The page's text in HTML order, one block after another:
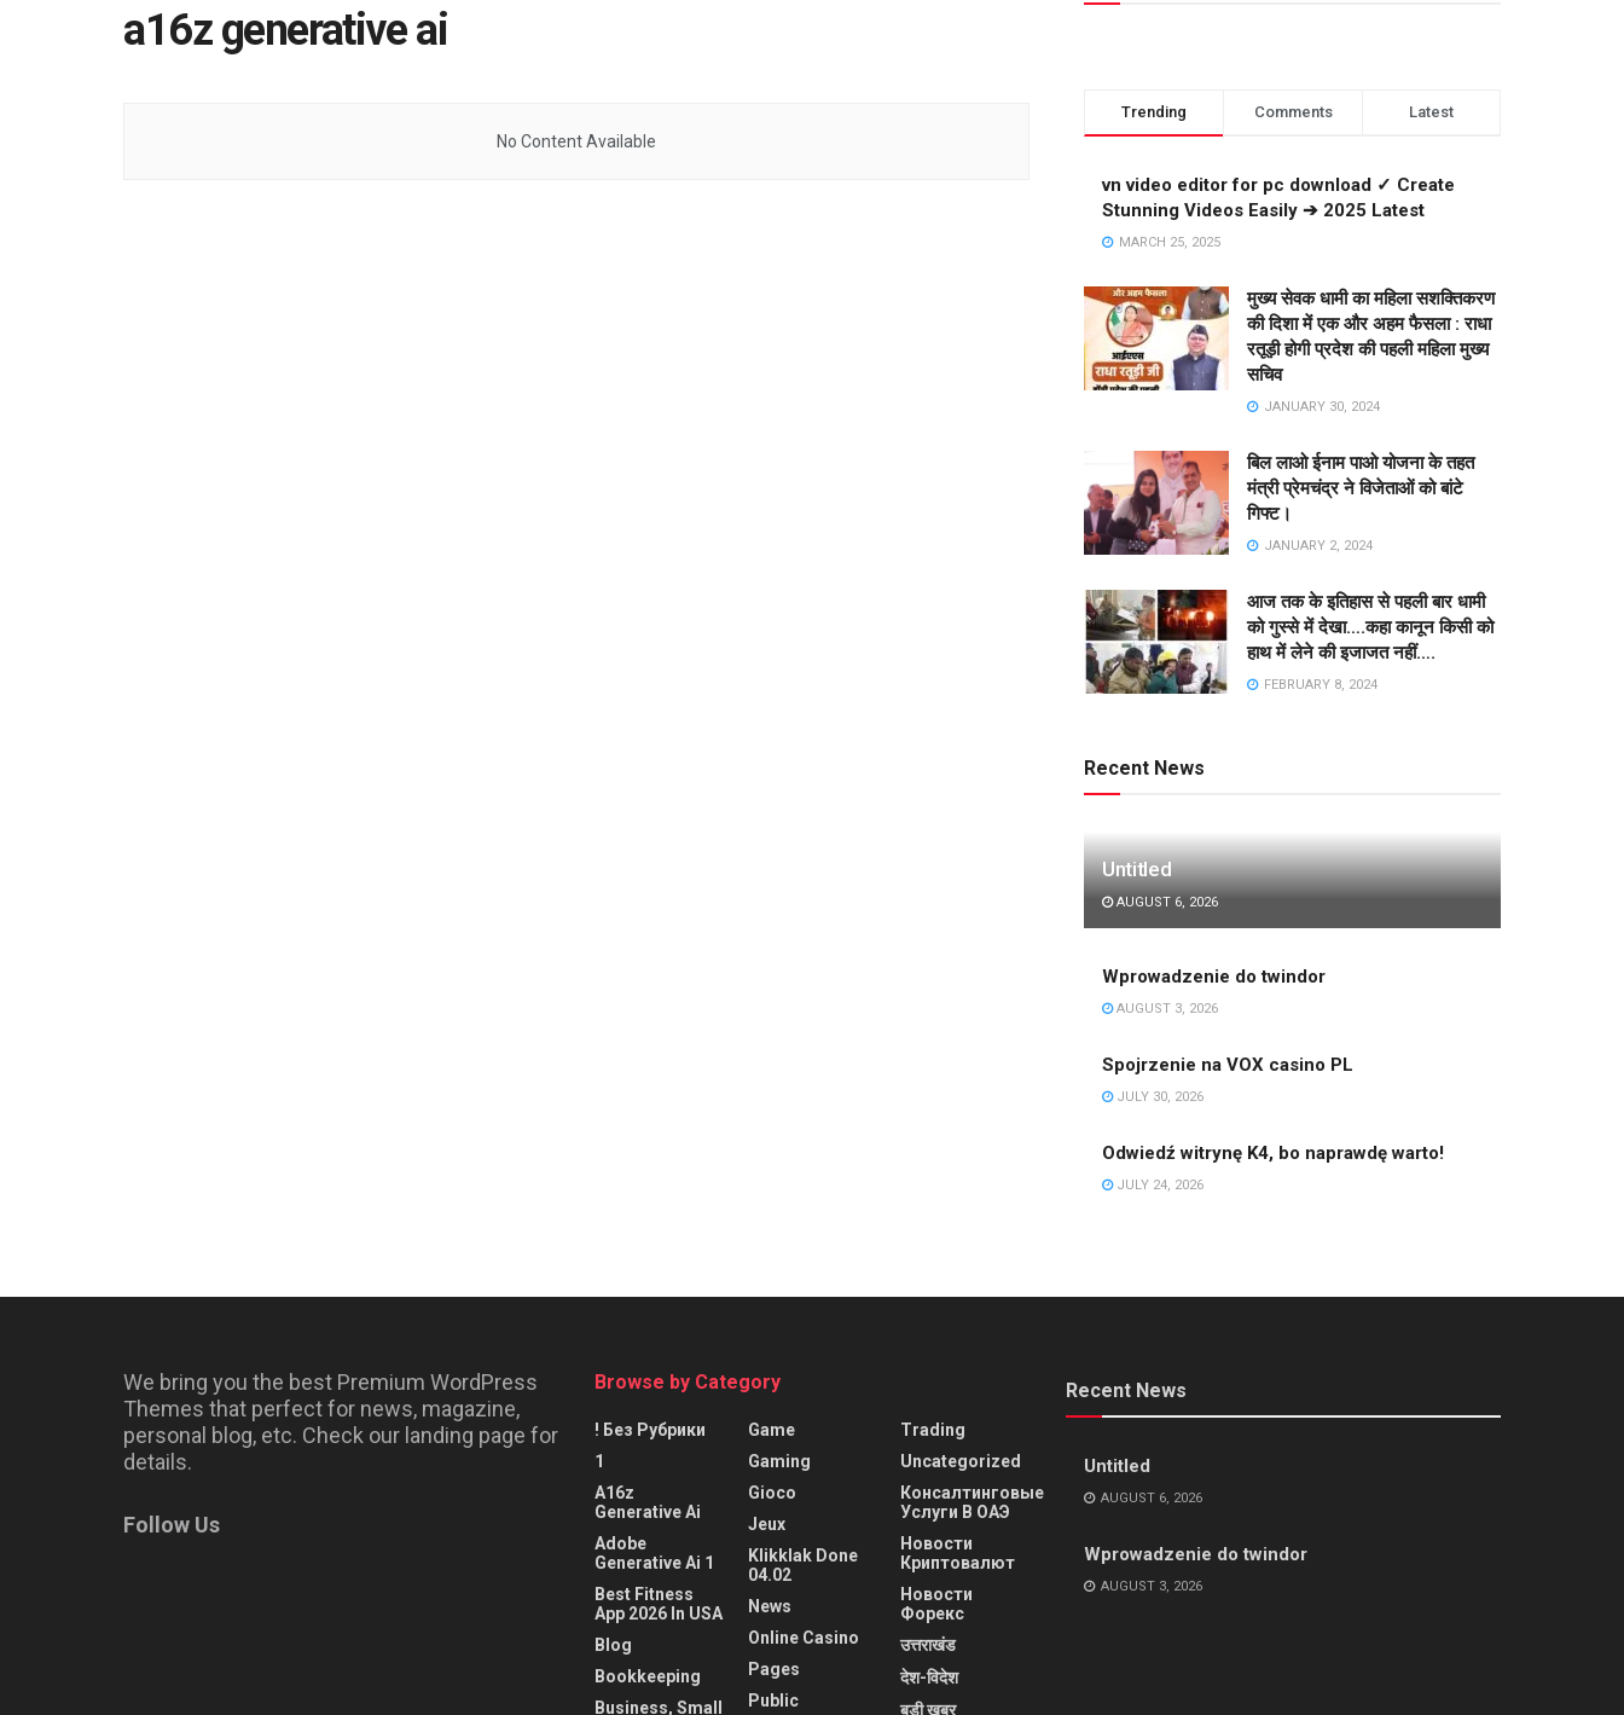
a16z generative ai
No Content Available
Trending Comments Latest
vn video editor for pc download ✓ Create
Stunning Videos Easily ➔ 2025 Latest
MARCH 25, 2025
मुख्य सेवक धामी का महिला सशक्तिकरण
की दिशा में एक और अहम फैसला : राधा
रतूड़ी होगी प्रदेश की पहली महिला मुख्य
सचिव
JANUARY 30, 2024
बिल लाओ ईनाम पाओ योजना के तहत
मंत्री प्रेमचंद्र ने विजेताओं को बांटे
गिफ्ट।
JANUARY 2, 2024
आज तक के इतिहास से पहली बार धामी
को गुस्से में देखा….कहा कानून किसी को
हाथ में लेने की इजाजत नहीं….
FEBRUARY 8, 2024
Recent News
Untitled
AUGUST 6, 2026
Wprowadzenie do twindor
AUGUST 3, 2026
Spojrzenie na VOX casino PL
JULY 30, 2026
Odwiedź witrynę K4, bo naprawdę warto!
JULY 24, 2026
We bring you the best Premium WordPress
Themes that perfect for news, magazine,
personal blog, etc. Check our landing page for
details.
Follow Us
Browse by Category
! Без Рубрики
1
A16z
Generative Ai
Adobe
Generative Ai 1
Best Fitness
App 2026 In USA
Blog
Bookkeeping
Business, Small
Game
Gaming
Gioco
Jeux
Klikklak Done
04.02
News
Online Casino
Pages
Public
Trading
Uncategorized
Консалтинговые
Услуги В ОАЭ
Новости
Криптовалют
Новости
Форекс
उत्तराखंड
देश-विदेश
बड़ी खबर
Recent News
Untitled
AUGUST 6, 2026
Wprowadzenie do twindor
AUGUST 3, 2026